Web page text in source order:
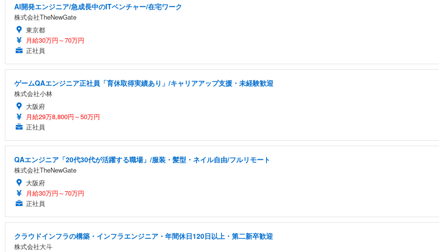
AI開発エンジニア/急成長中のITベンチャー/在宅ワーク
株式会社TheNewGate
東京都
月給30万円～70万円
正社員
ゲームQAエンジニア正社員「育休取得実績あり」/キャリアアップ支援・未経験歓迎
株式会社小林
大阪府
月給29万8,800円～50万円
正社員
QAエンジニア「20代30代が活躍する職場」/服装・髪型・ネイル自由/フルリモート
株式会社TheNewGate
大阪府
月給30万円～70万円
正社員
クラウドインフラの構築・インフラエンジニア・年間休日120日以上・第二新卒歓迎
株式会社大斗